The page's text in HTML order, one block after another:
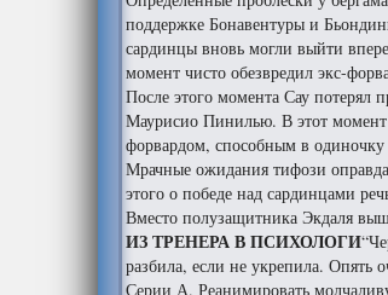
поддержке Бонавентуры и
сардинцы вновь могли выйти
момент чисто обезвредил экс-
После этого момента Сау потерял
Маурисио Пинилью. В этот момент
форвардом, способным в одиночку
Мрачные ожидания тифози
этого о победе над сардинцами
Вместо полузащитника Экдаля
ИЗ ТРЕНЕРА В ПСИХОЛОГИ
разбила, если не укрепила. Опять
Серии А. Реанимировать